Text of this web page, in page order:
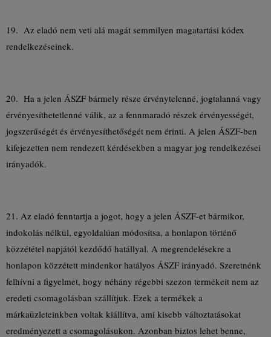
19. Az eladó nem veti alá magát semmilyen magatartási kódex
rendelkezéseinek.
20. Ha a jelen ÁSZF bármely része érvénytelenné, jogtalanná vagy
érvényesíthetetlenné válik, az a fennmaradó részek érvényességét,
jogszerűségét és érvényesíthetőségét nem érinti. A jelen ÁSZF-ben
kifejezetten nem rendezett kérdésekben a magyar jog rendelkezései
irányadók.
21. Az eladó fenntartja a jogot, hogy a jelen ÁSZF-et bármikor,
indokolás nélkül, egyoldalúan módosítsa, a honlapon történő
közzététel napjától kezdődő hatállyal. A megrendelésekre a
honlapon közzétett mindenkor hatályos ÁSZF irányadó. Szeretnénk
felhívni a figyelmet, hogy néhány régebbi szezon termékeit nem az
eredeti csomagolásban szállítjuk. Ezek a termékek a
márkaüzleteinkben voltak kiállítva, ami kisebb változtatásokat
eredményezett a csomagolásukon. Azonban biztos lehet benne,